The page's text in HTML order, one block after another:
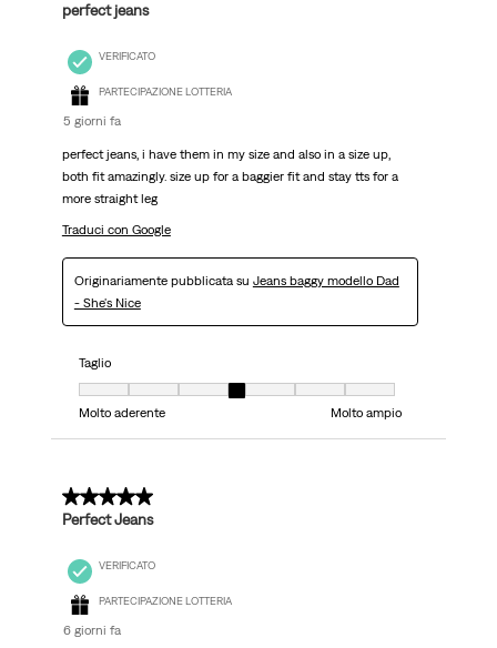
perfect jeans
VERIFICATO
PARTECIPAZIONE LOTTERIA
5 giorni fa
perfect jeans, i have them in my size and also in a size up,
both fit amazingly. size up for a baggier fit and stay tts for a
more straight leg
Traduci con Google
Originariamente pubblicata su Jeans baggy modello Dad
- She's Nice
Taglio
Taglio, 4 su 7, dove 1 è uguale a Molto aderente e 7 è uguale a Molto
Molto aderente
Molto ampio
5 su 5 stelle.
Perfect Jeans
VERIFICATO
PARTECIPAZIONE LOTTERIA
6 giorni fa